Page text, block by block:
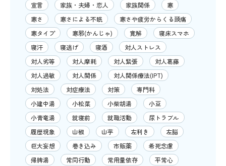
宣言
家族・夫婦・恋人 家族関係
寒
寒さ
寒さによる不眠
寒さや疲労からくる頭痛
寒タイプ
寒邪(かんじゃ) 寛解
寝床スマホ
寝汗
寝逃げ 寝酒
対人ストレス
対人劣等
対人摩耗 対人緊張
対人葛藤
対人過敏
対人関係
対人関係療法(IPT)
対処法
対症療法 対策
専門科
小建中湯
小松菜 小柴胡湯
小豆
小青竜湯
就寝前 就職活動
尿トラブル
履歴現象
山椒 山芋 左利き
左脳
巨大妄想
巻き込み 市販薬
希死念慮
帰脾湯
常同行動 常用量依存
平常心